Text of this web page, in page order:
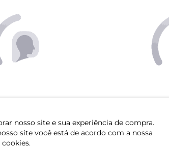
nosso site e sua experiência de compra.
site você está de acordo com a nossa